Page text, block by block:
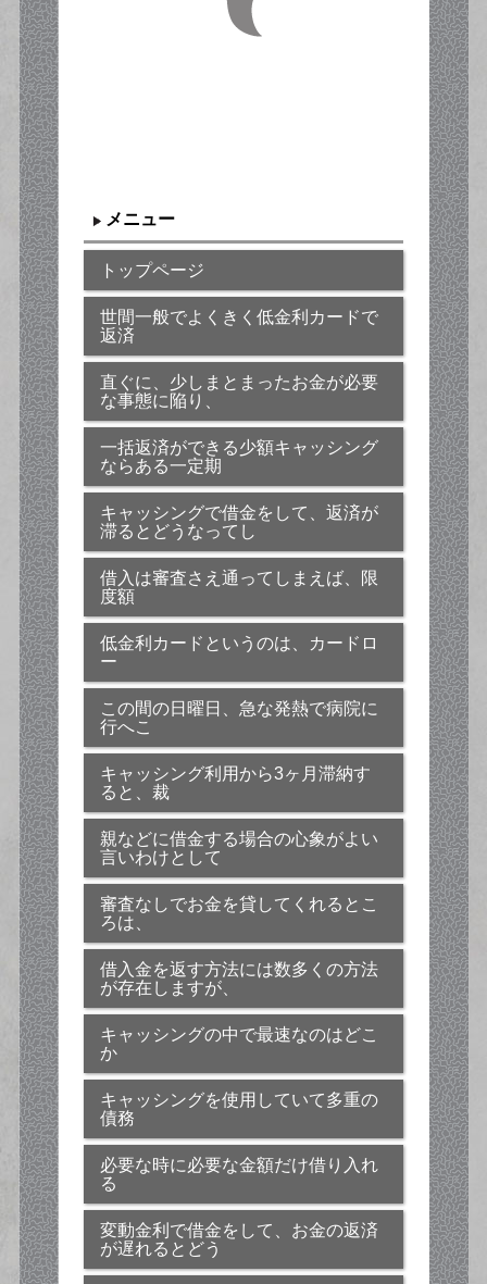
メニュー
トップページ
世間一般でよくきく低金利カードで
返済
直ぐに、少しまとまったお金が必要
な事態に陥り、
一括返済ができる少額キャッシング
ならある一定期
キャッシングで借金をして、返済が
滞るとどうなってし
借入は審査さえ通ってしまえば、限
度額
低金利カードというのは、カードロ
ー
この間の日曜日、急な発熱で病院に
行へこ
キャッシング利用から3ヶ月滞納す
ると、裁
親などに借金する場合の心象がよい
言いわけとして
審査なしでお金を貸してくれるとこ
ろは、
借入金を返す方法には数多くの方法
が存在しますが、
キャッシングの中で最速なのはどこ
か
キャッシングを使用していて多重の
債務
必要な時に必要な金額だけ借り入れ
る
変動金利で借金をして、お金の返済
が遅れるとどう